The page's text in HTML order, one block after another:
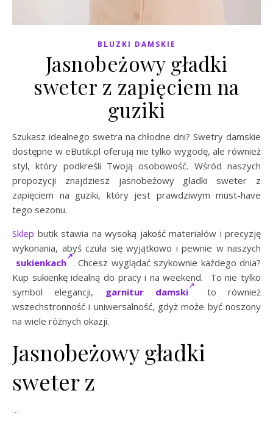
BLUZKI DAMSKIE
Jasnobeżowy gładki
sweter z zapięciem na
guziki
Szukasz idealnego swetra na chłodne dni? Swetry damskie
dostępne w eButik.pl oferują nie tylko wygodę, ale również
styl, który podkreśli Twoją osobowość. Wśród naszych
propozycji znajdziesz jasnobeżowy gładki sweter z
zapięciem na guziki, który jest prawdziwym must-have
tego sezonu.
Sklep butik stawia na wysoką jakość materiałów i precyzję
wykonania, abyś czuła się wyjątkowo i pewnie w naszych
sukienkach . Chcesz wyglądać szykownie każdego dnia?
Kup sukienkę idealną do pracy i na weekend. To nie tylko
symbol elegancji, garnitur damski
to również
wszechstronność i uniwersalność, gdyż może być noszony
na wiele różnych okazji.
Jasnobeżowy gładki
sweter z
…